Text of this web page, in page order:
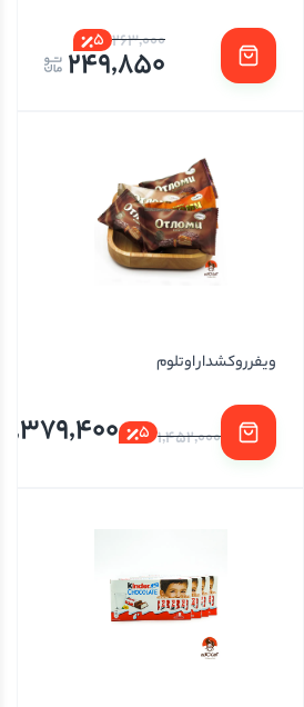
5 263,000
249,850
ویفر روکشدار اوتلوم
5 1,452,000
1,379,400